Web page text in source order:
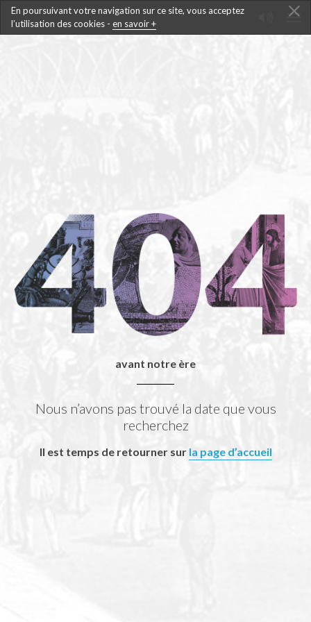
avant notre ère
Nous n’avons pas trouvé la date que vous
recherchez
Il est temps de retourner sur la page d’accueil
En poursuivant votre navigation sur ce site, vous acceptez
l’utilisation des cookies - en savoir +